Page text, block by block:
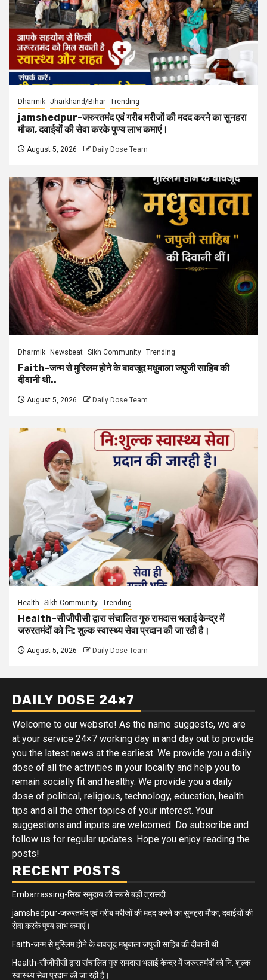
Dharmik Jharkhand/Bihar Trending
jamshedpur-जरुरतमंद एवं गरीब मरीजों की मदद करने का सुनहरा
मौका, दवाईयों की सेवा करके पुण्य लाभ कमाएं।
August 5, 2026 Daily Dose Team
Dharmik Newsbeat Sikh Community Trending
Faith-जन्म से मुस्लिम होने के बावजूद मधुबाला जपुजी साहिब की
दीवानी थी..
August 5, 2026 Daily Dose Team
Health Sikh Community Trending
Health-सीजीपीसी द्वारा संचालित गुरु रामदास भलाई केन्द्र में
जरुरतमंदों को नि: शुल्क स्वास्थ्य सेवा प्रदान की जा रही है।
August 5, 2026 Daily Dose Team
DAILY DOSE 24×7
Welcome to our website! As the name suggests, we are
at your service 24×7 working day in and day out to provide
you the latest news at the earliest. We provide you a daily
dose of all the activities in your locality and help you to
remain socially fit and healthy. We provide you a daily
dose of political, religious, technology, education, health
tips and all the other topics of your interest. Your
suggestions and inputs are welcomed. Do subscribe and
follow us for regular updates. Hope you enjoy reading the
posts!
RECENT POSTS
Embarrassing-सिख समुदाय की सबसे बड़ी त्रासदी.
jamshedpur-जरुरतमंद एवं गरीब मरीजों की मदद करने का सुनहरा मौका, दवाईयों की
सेवा करके पुण्य लाभ कमाएं।
Faith-जन्म से मुस्लिम होने के बावजूद मधुबाला जपुजी साहिब की दीवानी थी..
Health-सीजीपीसी द्वारा संचालित गुरु रामदास भलाई केन्द्र में जरुरतमंदों को नि: शुल्क
स्वास्थ्य सेवा प्रदान की जा रही है।